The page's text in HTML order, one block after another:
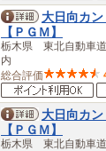
大日向カ
【ＰＧＭ】
栃木県 東北自動車
内
総合評価
大日向カ
【ＰＧＭ】
栃木県 東北自動車